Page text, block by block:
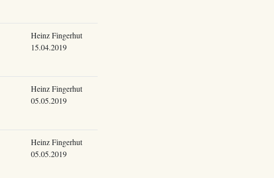
Heinz Fingerhut
15.04.2019
Heinz Fingerhut
05.05.2019
Heinz Fingerhut
05.05.2019